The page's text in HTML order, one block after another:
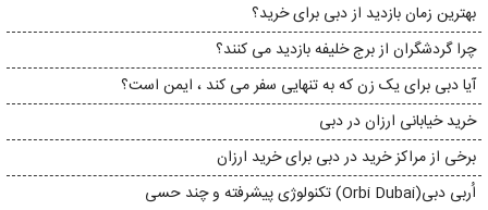
بهترین زمان بازدید از دبی برای خرید؟
چرا گردشگران از برج خلیفه بازدید می کنند؟
آیا دبی برای یک زن که به تنهایی سفر می کند ، ایمن است؟
خرید خیابانی ارزان در دبی
برخی از مراکز خرید در دبی برای خرید ارزان
اُربی دبی(Orbi Dubai) تکنولوژی پیشرفته و چند حسی